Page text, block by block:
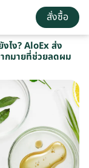
สั่งซื้อ
ไง? AloEx ส่ง
กมายที่ช่วยลดผม